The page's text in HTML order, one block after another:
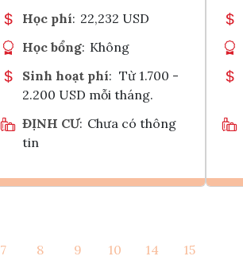
Học phí: 22,232 USD
Học bổng: Không
Sinh hoạt phí: Từ 1.700 -
2.200 USD mỗi tháng.
ĐỊNH CƯ: Chưa có thông
tin
Tham vấn Interlink
7 8 9 10 14 15